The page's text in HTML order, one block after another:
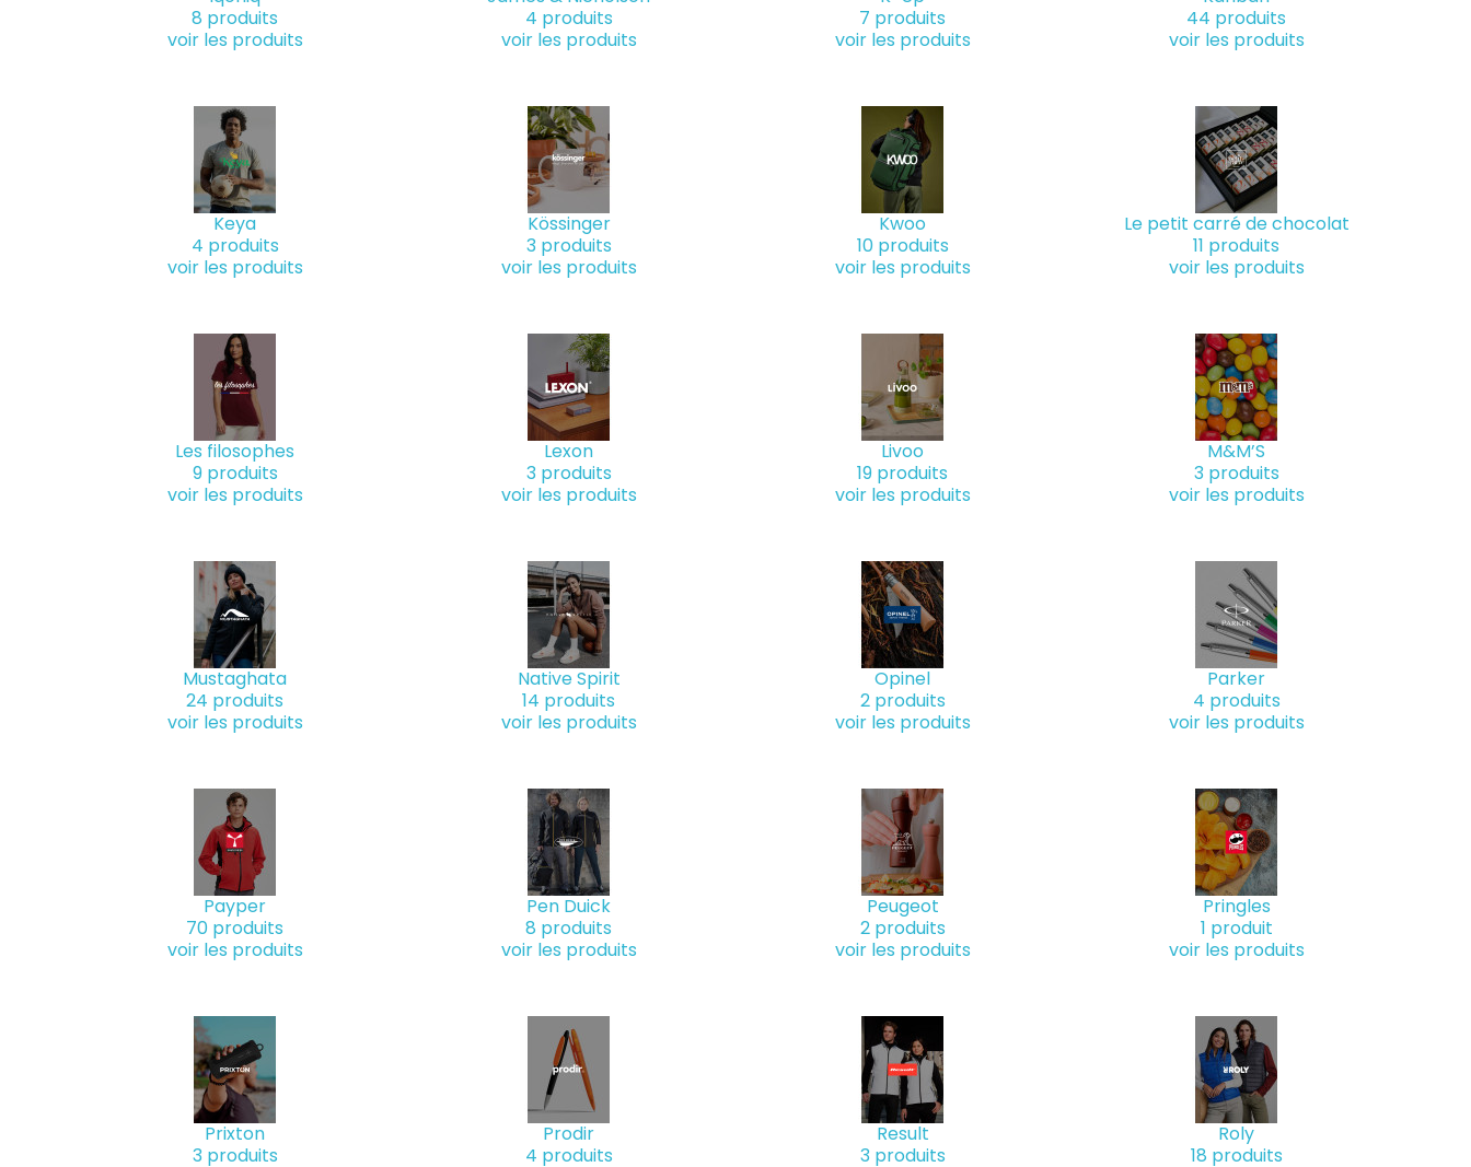
8 produits
voir les produits
4 produits
voir les produits
7 produits
voir les produits
44 produits
voir les produits
Keya
4 produits
voir les produits
Kössinger
3 produits
voir les produits
Kwoo
10 produits
voir les produits
Le petit carré de chocolat
11 produits
voir les produits
Les filosophes
9 produits
voir les produits
Lexon
3 produits
voir les produits
Livoo
19 produits
voir les produits
M&M’S
3 produits
voir les produits
Mustaghata
24 produits
voir les produits
Native Spirit
14 produits
voir les produits
Opinel
2 produits
voir les produits
Parker
4 produits
voir les produits
Payper
70 produits
voir les produits
Pen Duick
8 produits
voir les produits
Peugeot
2 produits
voir les produits
Pringles
1 produit
voir les produits
Prixton
3 produits
Prodir
4 produits
Result
3 produits
Roly
18 produits